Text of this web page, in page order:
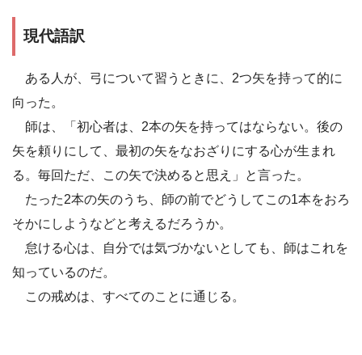
現代語訳
ある人が、弓について習うときに、2つ矢を持って的に
向った。
師は、「初心者は、2本の矢を持ってはならない。後の
矢を頼りにして、最初の矢をなおざりにする心が生まれ
る。毎回ただ、この矢で決めると思え」と言った。
たった2本の矢のうち、師の前でどうしてこの1本をおろ
そかにしようなどと考えるだろうか。
怠ける心は、自分では気づかないとしても、師はこれを
知っているのだ。
この戒めは、すべてのことに通じる。